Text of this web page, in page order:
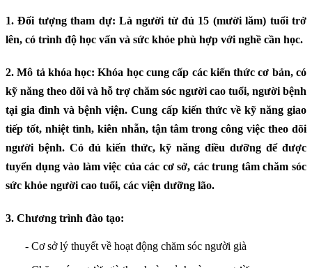
1. Đối tượng tham dự: Là người từ đủ 15 (mười lăm) tuổi trở
lên, có trình độ học vấn và sức khỏe phù hợp với nghề cần học.
2. Mô tả khóa học:Khóa học cung cấp các kiến thức cơ bản, có
kỹ năng theo dõi và hỗ trợ chăm sóc người cao tuổi, người bệnh
tại gia đình và bệnh viện. Cung cấp kiến thức về kỹ năng giao
tiếp tốt, nhiệt tình, kiên nhẫn, tận tâm trong công việc theo dõi
người bệnh. Có đủ kiến thức, kỹ năng điều dưỡng để được
tuyển dụng vào làm việc của các cơ sở, các trung tâm chăm sóc
sức khỏe người cao tuổi, các viện dưỡng lão.
3. Chương trình đào tạo:
- Cơ sở lý thuyết về hoạt động chăm sóc người già